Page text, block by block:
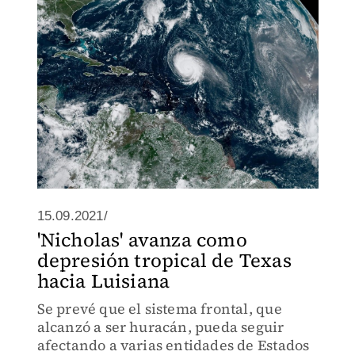
15.09.2021/
'Nicholas' avanza como
depresión tropical de Texas
hacia Luisiana
Se prevé que el sistema frontal, que
alcanzó a ser huracán, pueda seguir
afectando a varias entidades de Estados